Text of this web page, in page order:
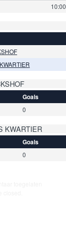
10:00
Goals
0
KWARTIER
Goals
0